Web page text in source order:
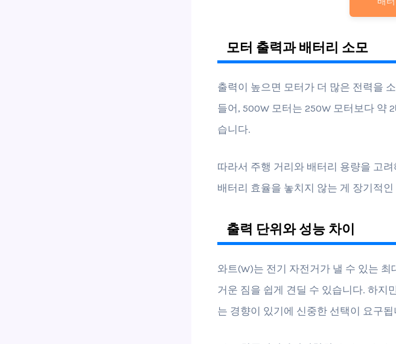
모터 출력과 배터리 소모
출력이 높으면 모터가 더 많은 전력을
들어, 500W 모터는 250W 모터보다 약
습니다.
따라서 주행 거리와 배터리 용량을 고
배터리 효율을 놓치지 않는 게 장기적
출력 단위와 성능 차이
와트(W)는 전기 자전거가 낼 수 있는
거운 짐을 쉽게 견딜 수 있습니다. 하지
는 경향이 있기에 신중한 선택이 요구됩